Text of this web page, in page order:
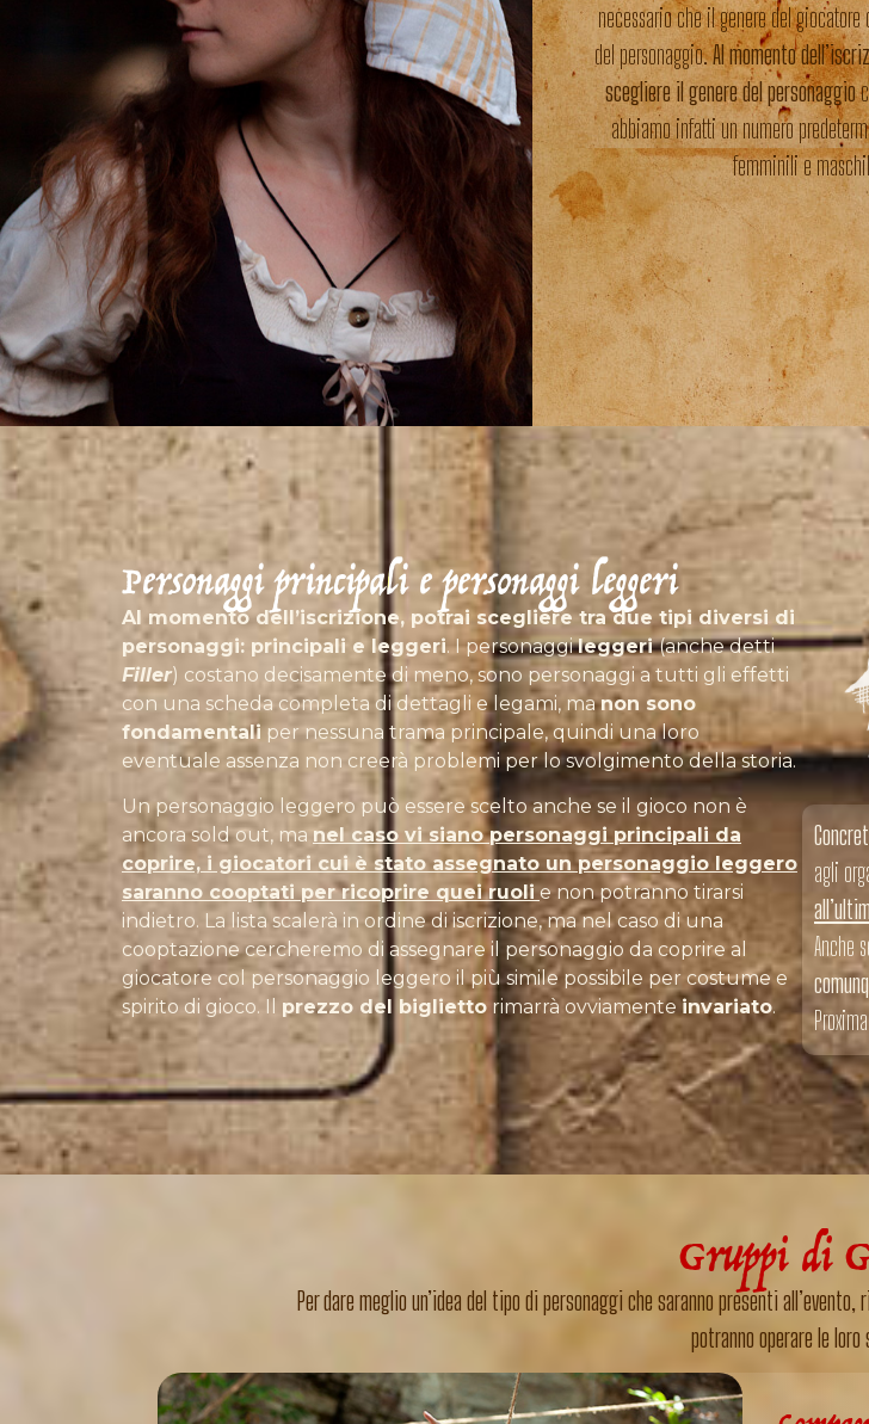
necessario che il genere del giocatore
del personaggio.Al momento
scegliere il genere del personaggio
abbiamo infatti un numero
femminili e
Personaggi principali e personaggi leggeri
Al momento dell’iscrizione, potrai scegliere tra due tipi diversi di
personaggi: principali e leggeri. I personaggileggeri(anche detti
Filler) costano decisamente di meno, sono personaggi a tutti gli effetti
con una scheda completa di dettagli e legami, manon sono
fondamentaliper nessuna trama principale, quindi una loro
eventuale assenza non creerà problemi per lo svolgimento della storia.
Un personaggio leggero può essere scelto anche se il gioco non è
ancora sold out, ma nel caso vi siano personaggi principali da
coprire, i giocatori cui è stato assegnato un personaggio leggero
saranno cooptati per ricoprire quei ruoli e non potranno tirarsi
indietro. La lista scalerà in ordine di iscrizione, ma nel caso di una
cooptazione cercheremo di assegnare il personaggio da coprire al
giocatore col personaggio leggero il più simile possibile per costume e
spirito di gioco. Il prezzo del biglietto rimarrà ovviamenteinvariato.
agli
Anche
Gruppi di
Per dare meglio un’idea del tipo di personaggi che saranno presenti all’evento,
potranno operare le loro